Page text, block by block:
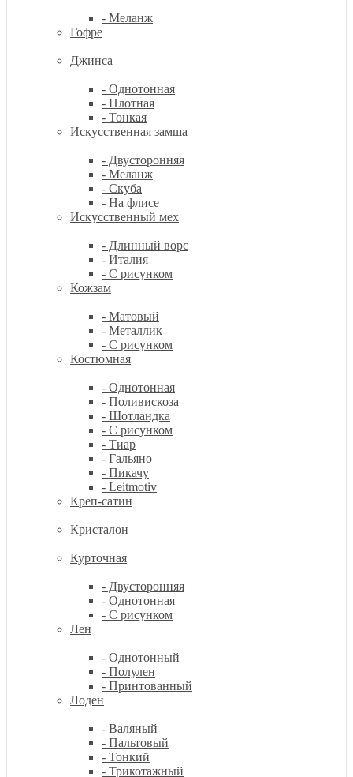
- Меланж
Гофре
Джинса
- Однотонная
- Плотная
- Тонкая
Искусственная замша
- Двусторонняя
- Меланж
- Скуба
- На флисе
Искусственный мех
- Длинный ворс
- Италия
- С рисунком
Кожзам
- Матовый
- Металлик
- С рисунком
Костюмная
- Однотонная
- Поливискоза
- Шотландка
- С рисунком
- Тиар
- Гальяно
- Пикачу
- Leitmotiv
Креп-сатин
Кристалон
Курточная
- Двусторонняя
- Однотонная
- С рисунком
Лен
- Однотонный
- Полулен
- Принтованный
Лоден
- Валяный
- Пальтовый
- Тонкий
- Трикотажный